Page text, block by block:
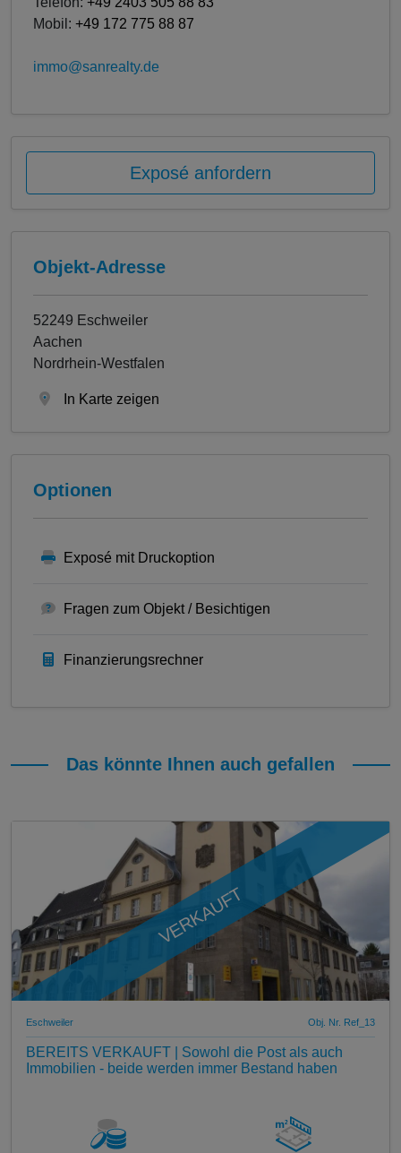
Mobil: +49 172 775 88 87
immo@sanrealty.de
Exposé anfordern
Objekt-Adresse
52249 Eschweiler
Aachen
Nordrhein-Westfalen
In Karte zeigen
Optionen
Exposé mit Druckoption
Fragen zum Objekt / Besichtigen
Finanzierungsrechner
Das könnte Ihnen auch gefallen
VERKAUFT
Eschweiler Obj. Nr. Ref_13
BEREITS VERKAUFT | Sowohl die Post als auch
Immobilien - beide werden immer Bestand haben